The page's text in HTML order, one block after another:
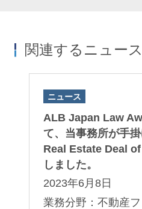
関連するニュース
ニュース
ALB Japan Law
て、当事務所が手掛
Real Estate Deal
しました。
2023年6月8日
業務分野：不動産